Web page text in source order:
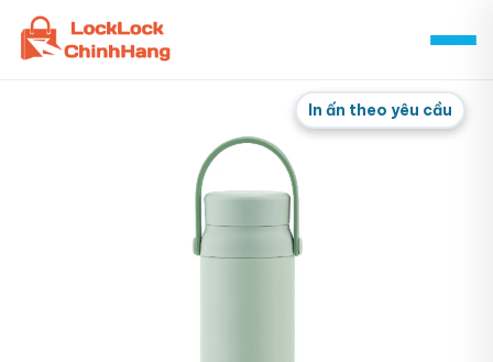
Skip
content
In ấn theo yêu cầu